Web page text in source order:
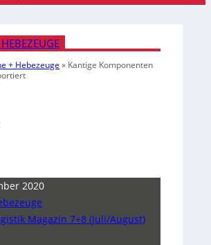
+ Hebezeuge » Kantige Komponenten
2020
Magazin 7+8 (Juli/August)